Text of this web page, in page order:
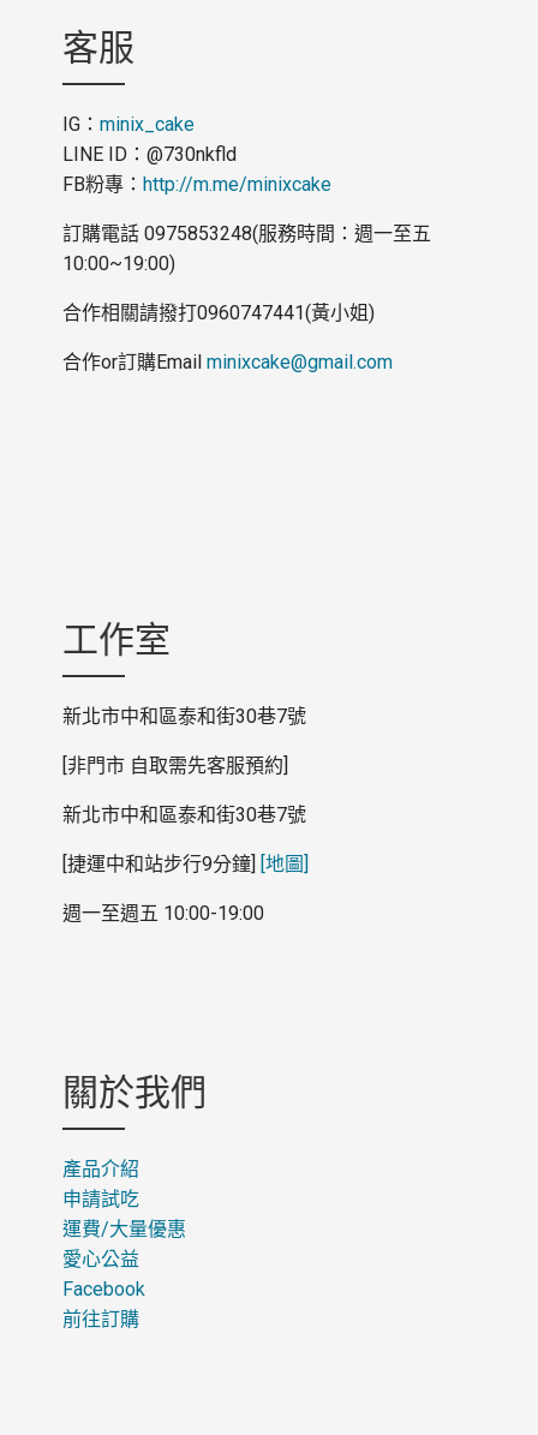
客服
IG： minix_cake
LINE ID：@730nkfld
FB粉專： http://m.me/minixcake
訂購電話 0975853248(服務時間：週一至五
10:00~19:00)
合作相關請撥打0960747441(黃小姐)
合作or訂購Email minixcake@gmail.com
工作室
新北市中和區泰和街30巷7號
非門市 自取需先客服預約
新北市中和區泰和街30巷7號
[捷運中和站步行9分鐘] [地圖]
週一至週五 10:00-19:00
關於我們
產品介紹
申請試吃
運費/大量優惠
愛心公益
Facebook
前往訂購